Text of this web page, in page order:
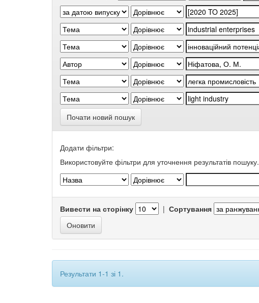
Почати новий пошук
Додати фільтри:
Використовуйте фільтри для уточнення результатів пошуку.
Вивести на сторінку | Сортування
Результати 1-1 зі 1.